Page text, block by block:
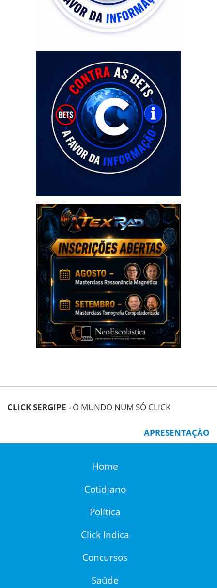
CLICK SERGIPE - O MUNDO NUM SÓ CLICK
APRESENTAÇÃO
Home
Cotidiano
Política
Click Indica
Concursos
Saúde